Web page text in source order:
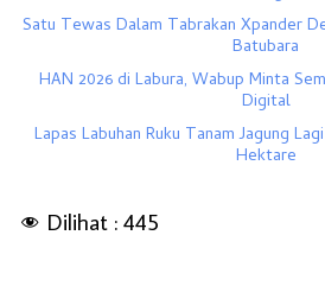
Satu Tewas Dalam Tabrakan Xpander
Batubara
HAN 2026 di Labura, Wabup Minta
Digital
Lapas Labuhan Ruku Tanam Jagung
Hektare
Dilihat : 445